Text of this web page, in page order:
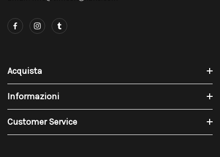
Acquista
Informazioni
Customer Service